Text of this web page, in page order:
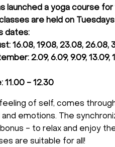
launched a yoga course
classes are held on
dates:
16.08, 19.08, 23.08, 26.08,
2.09, 6.09, 9.09, 13.09,
11.00 - 12.30
feeling of self, comes
and emotions. The
- to relax and enjoy
are suitable for all!